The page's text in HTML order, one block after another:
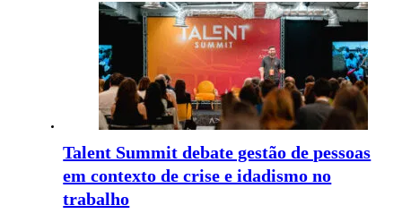
Talent Summit debate gestão de pessoas
em contexto de crise e idadismo no
trabalho